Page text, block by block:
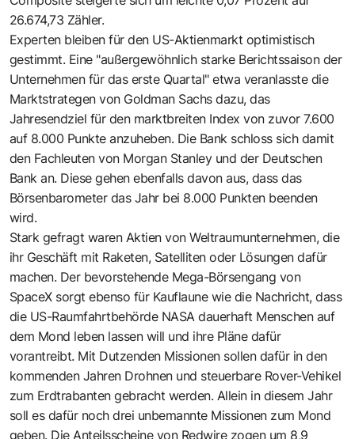
26.674,73 Zähler.
Experten bleiben für den US-Aktienmarkt optimistisch
gestimmt. Eine "außergewöhnlich starke Berichtssaison der
Unternehmen für das erste Quartal" etwa veranlasste die
Marktstrategen von Goldman Sachs dazu, das
Jahresendziel für den marktbreiten Index von zuvor 7.600
auf 8.000 Punkte anzuheben. Die Bank schloss sich damit
den Fachleuten von Morgan Stanley und der Deutschen
Bank an. Diese gehen ebenfalls davon aus, dass das
Börsenbarometer das Jahr bei 8.000 Punkten beenden
wird.
Stark gefragt waren Aktien von Weltraumunternehmen, die
ihr Geschäft mit Raketen, Satelliten oder Lösungen dafür
machen. Der bevorstehende Mega-Börsengang von
SpaceX sorgt ebenso für Kauflaune wie die Nachricht, dass
die US-Raumfahrtbehörde NASA dauerhaft Menschen auf
dem Mond leben lassen will und ihre Pläne dafür
vorantreibt. Mit Dutzenden Missionen sollen dafür in den
kommenden Jahren Drohnen und steuerbare Rover-Vehikel
zum Erdtrabanten gebracht werden. Allein in diesem Jahr
soll es dafür noch drei unbemannte Missionen zum Mond
geben. Die Anteilsscheine von Redwire zogen um 8,9